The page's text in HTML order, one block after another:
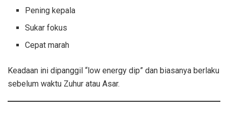
Pening kepala
Sukar fokus
Cepat marah
Keadaan ini dipanggil “low energy dip” dan biasanya berlaku
sebelum waktu Zuhur atau Asar.